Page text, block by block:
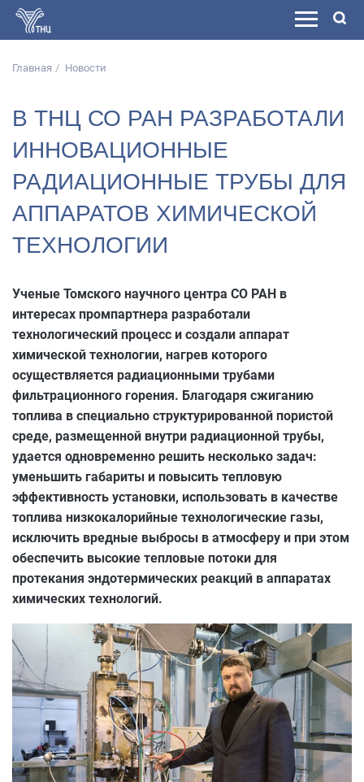
Главная Новости
В ТНЦ СО РАН РАЗРАБОТАЛИ
ИННОВАЦИОННЫЕ
РАДИАЦИОННЫЕ ТРУБЫ ДЛЯ
АППАРАТОВ ХИМИЧЕСКОЙ
ТЕХНОЛОГИИ
Ученые Томского научного центра СО РАН в
интересах промпартнера разработали
технологический процесс и создали аппарат
химической технологии, нагрев которого
осуществляется радиационными трубами
фильтрационного горения. Благодаря сжиганию
топлива в специально структурированной пористой
среде, размещенной внутри радиационной трубы,
удается одновременно решить несколько задач:
уменьшить габариты и повысить тепловую
эффективность установки, использовать в качестве
топлива низкокалорийные технологические газы,
исключить вредные выбросы в атмосферу и при этом
обеспечить высокие тепловые потоки для
протекания эндотермических реакций в аппаратах
химических технологий.